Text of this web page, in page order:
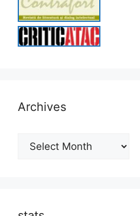
Archives
Archives